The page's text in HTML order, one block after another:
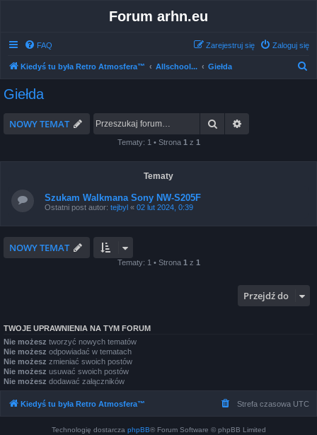
Forum arhn.eu
FAQ Zaloguj się
Zarejestruj się
Kiedyś tu była Retro Atmosfera™ Allschool... Giełda
Giełda
NOWY TEMAT Szukaj
Tematy: 1 • Strona 1 z 1
Tematy
Szukam Walkmana Sony NW-S205F
Ostatni post autor: tejbyl « 02 lut 2024, 0:39
NOWY TEMAT
Tematy: 1 • Strona 1 z 1
Przejdź do
TWOJE UPRAWNIENIA NA TYM FORUM
Nie możesz tworzyć nowych tematów
Nie możesz odpowiadać w tematach
Nie możesz zmieniać swoich postów
Nie możesz usuwać swoich postów
Nie możesz dodawać załączników
Kiedyś tu była Retro Atmosfera™ Strefa czasowa UTC
Technologię dostarcza phpBB® Forum Software © phpBB Limited